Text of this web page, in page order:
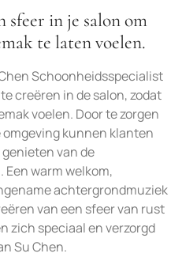
sfeer in je salon om
te laten voelen.
Schoonheidsspecialist
creëren in de salon, zodat
voelen. Door te zorgen
kunnen klanten
van de
warm welkom,
achtergrondmuziek
van een sfeer van rust
zich speciaal en verzorgd
Su Chen.